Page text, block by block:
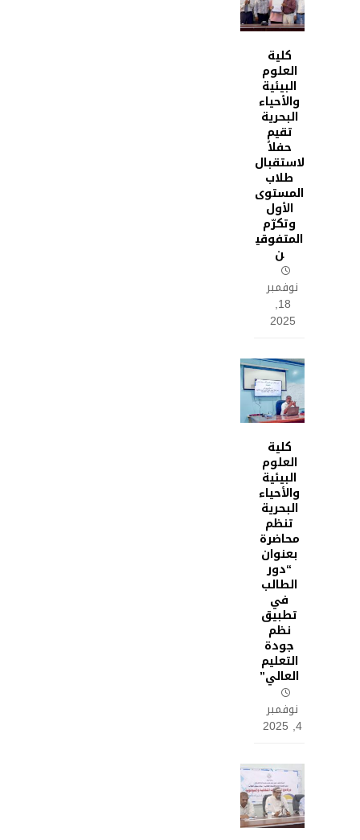
كلية
العلوم
البيئية
والأحياء
البحرية
تقيم
حفلاً
لاستقبال
طلاب
المستوى
الأول
وتكرّم
المتفوقي
ن
نوفمبر
18,
2025
كلية
العلوم
البيئية
والأحياء
البحرية
تنظم
محاضرة
بعنوان
“دور
الطالب
في
تطبيق
نظم
جودة
التعليم
العالي”
نوفمبر
4, 2025